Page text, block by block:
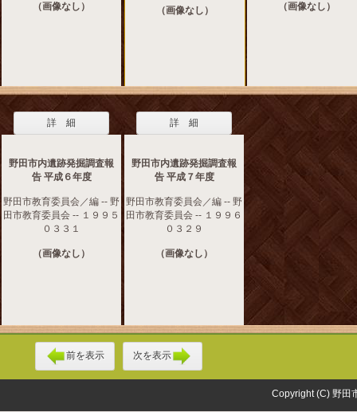
（画像なし） （画像なし） （画像なし）
詳 細
野田市内遺跡発掘調査報
告 平成６年度
野田市教育委員会／編 -- 野
田市教育委員会 -- １９９５
０３３１
（画像なし）
詳 細
野田市内遺跡発掘調査報
告 平成７年度
野田市教育委員会／編 -- 野
田市教育委員会 -- １９９６
０３２９
（画像なし）
前を表示 次を表示
Copyright (C) 野田